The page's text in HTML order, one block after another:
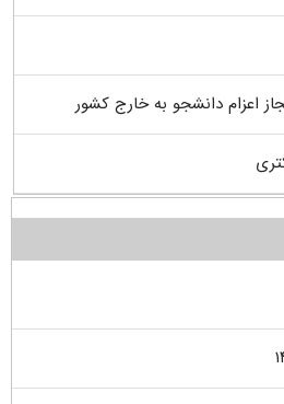
اعزام دانشجو به خارج کشور